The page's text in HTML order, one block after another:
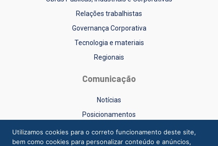
Relações trabalhistas
Governança Corporativa
Tecnologia e materiais
Regionais
Comunicação
Notícias
Posicionamentos
Sinduscon-RS na Mídia
Vídeos
Utilizamos cookies para o correto funcionamento deste site,
bem como cookies para personalizar conteúdo e anúncios,